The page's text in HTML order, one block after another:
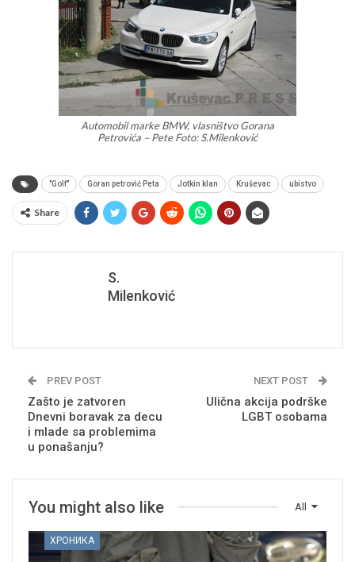
Automobil marke BMW, vlasništvo Gorana
Petrovića – Pete Foto: S.Milenković
"Golf" Goran petrović Peta Jotkin klan Kruševac ubistvo
Share
S.
Milenković
PREV POST
Zašto je zatvoren
Dnevni boravak za decu
i mlade sa problemima
u ponašanju?
NEXT POST
Ulična akcija podrške
LGBT osobama
All
You might also like
ХРОНИКА